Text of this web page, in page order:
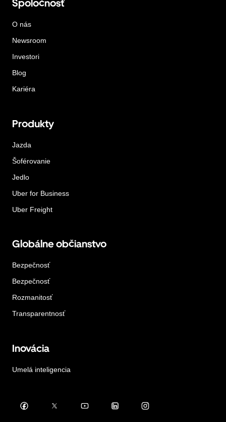
Spoločnosť
O nás
Newsroom
Investori
Blog
Kariéra
Produkty
Jazda
Šoférovanie
Jedlo
Uber for Business
Uber Freight
Globálne občianstvo
Bezpečnosť
Bezpečnosť
Rozmanitosť
Transparentnosť
Inovácia
Umelá inteligencia